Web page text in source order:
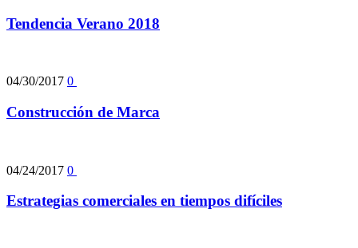
Tendencia Verano 2018
04/30/2017 0
Construcción de Marca
04/24/2017 0
Estrategias comerciales en tiempos difíciles